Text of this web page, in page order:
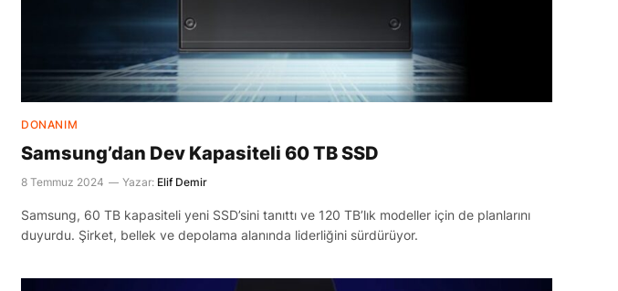
DONANIM
Samsung’dan Dev Kapasiteli 60 TB SSD
8 Temmuz 2024 Yazar: Elif Demir
Samsung, 60 TB kapasiteli yeni SSD’sini tanıttı ve 120 TB’lık modeller için de planlarını
duyurdu. Şirket, bellek ve depolama alanında liderliğini sürdürüyor.